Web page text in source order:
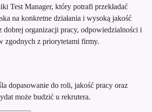
Test Manager, który potrafi przekładać
na konkretne działania i wysoką jakość
dobrej organizacji pracy, odpowiedzialności i
zgodnych z priorytetami firmy.
dopasowanie do roli, jakość pracy oraz
może budzić u rekrutera.